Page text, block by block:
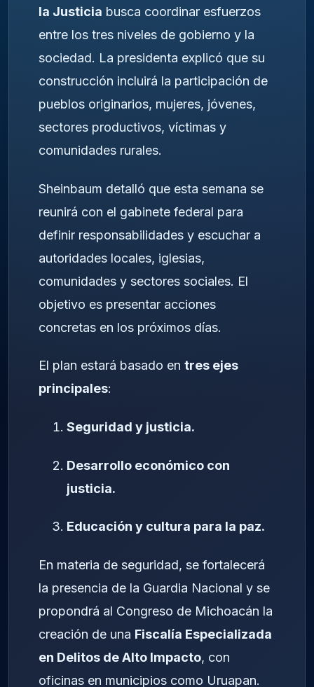
la Justicia busca coordinar esfuerzos
entre los tres niveles de gobierno y la
sociedad. La presidenta explicó que su
construcción incluirá la participación de
pueblos originarios, mujeres, jóvenes,
sectores productivos, víctimas y
comunidades rurales.
Sheinbaum detalló que esta semana se
reunirá con el gabinete federal para
definir responsabilidades y escuchar a
autoridades locales, iglesias,
comunidades y sectores sociales. El
objetivo es presentar acciones
concretas en los próximos días.
El plan estará basado en tres ejes
principales:
Seguridad y justicia.
Desarrollo económico con
justicia.
Educación y cultura para la paz.
En materia de seguridad, se fortalecerá
la presencia de la Guardia Nacional y se
propondrá al Congreso de Michoacán la
creación de una Fiscalía Especializada
en Delitos de Alto Impacto, con
oficinas en municipios como Uruapan.